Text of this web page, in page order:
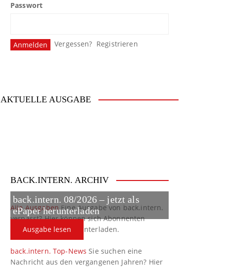
Passwort
Vergessen? Registrieren
AKTUELLE AUSGABE
back.intern. 08/2026 – jetzt als
ePaper herunterladen
Ausgabe lesen
BACK.INTERN. ARCHIV
Alle AusgabenEine Ausgabe von back.intern.
verpasst? Hier können sich Abonnenten
ältere Ausgaben herunterladen.
back.intern. Top-News Sie suchen eine
Nachricht aus den vergangenen Jahren? Hier